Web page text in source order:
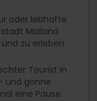
oder lebhafte
Mailand
zu erleben.
Tourist in
und gönne
eine Pause.